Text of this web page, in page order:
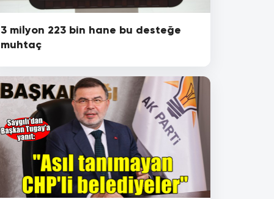
3 milyon 223 bin hane bu desteğe
muhtaç